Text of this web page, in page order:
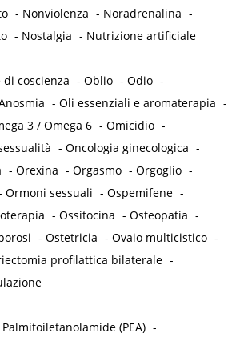
- Nonviolenza - Noradrenalina -
- Nostalgia - Nutrizione artificiale
coscienza -Oblio -Odio -
-Oli essenziali e aromaterapia -
3 / Omega 6 -Omicidio -
-Oncologia ginecologica -
-Orexina -Orgasmo -Orgoglio -
Ormoni sessuali -Ospemifene -
-Ossitocina -Osteopatia -
-Ostetricia -Ovaio multicistico -
profilattica bilaterale -
Palmitoiletanolamide (PEA) -